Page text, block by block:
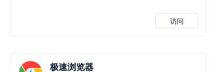
访问
极速浏览器